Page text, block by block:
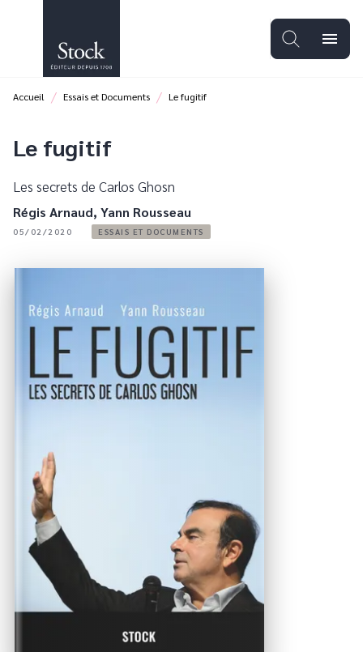
PIED DE PAGE
menu
Accueil / Essais et Documents / Le fugitif
Le fugitif
Les secrets de Carlos Ghosn
Régis Arnaud, Yann Rousseau
05/02/2020 ESSAIS ET DOCUMENTS